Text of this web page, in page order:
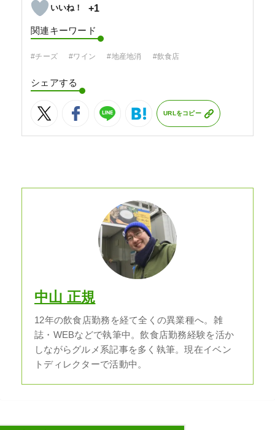
+1
関連キーワード
#チーズ #ワイン #地産地消 #飲食店
シェアする
URLをコピー
中山 正規
12年の飲食店勤務を経て全くの異業種へ。雑
誌・WEBなどで執筆中。飲食店勤務経験を活か
しながらグルメ系記事を多く執筆。現在イベン
トディレクターで活動中。